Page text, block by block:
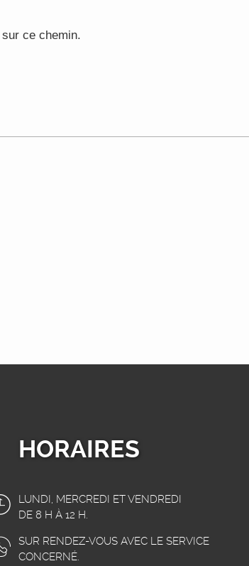
ce chemin.
HORAIRES
LUNDI, MERCREDI ET VENDREDI
DE 8 H À 12 H.
SUR RENDEZ-VOUS AVEC LE SERVICE
CONCERNÉ.